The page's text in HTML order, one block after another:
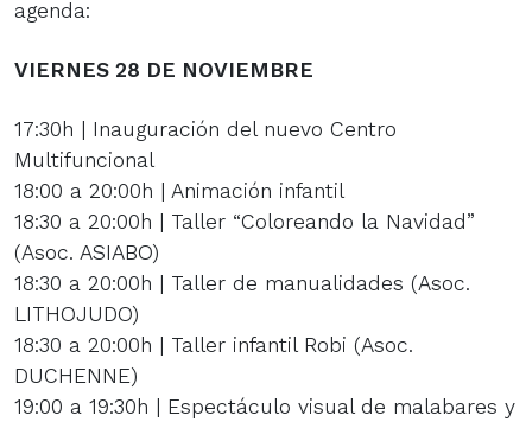
agenda:
VIERNES 28 DE NOVIEMBRE
17:30h | Inauguración del nuevo Centro
Multifuncional
18:00 a 20:00h | Animación infantil
18:30 a 20:00h | Taller “Coloreando la Navidad”
(Asoc. ASIABO)
18:30 a 20:00h | Taller de manualidades (Asoc.
LITHOJUDO)
18:30 a 20:00h | Taller infantil Robi (Asoc.
DUCHENNE)
19:00 a 19:30h | Espectáculo visual de malabares y